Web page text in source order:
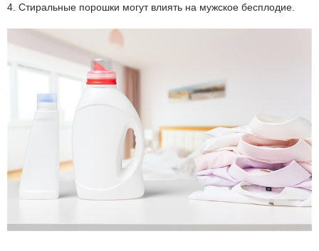
4. Стиральные порошки могут влиять на мужское бесплодие.